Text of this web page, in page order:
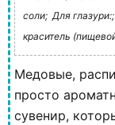
соли; Для глазури:;
краситель
Медовые,
просто
сувенир,